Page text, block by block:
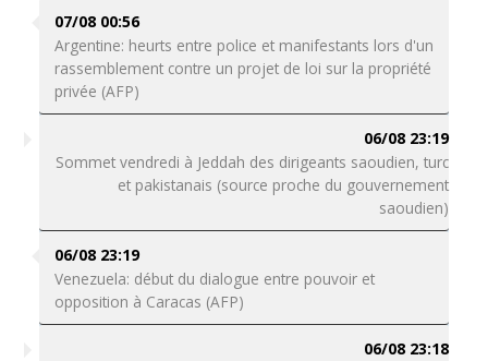
07/08 00:56
Argentine: heurts entre police et manifestants lors d'un
rassemblement contre un projet de loi sur la propriété
privée (AFP)
06/08 23:19
Sommet vendredi à Jeddah des dirigeants saoudien, turc
et pakistanais (source proche du gouvernement
saoudien)
06/08 23:19
Venezuela: début du dialogue entre pouvoir et
opposition à Caracas (AFP)
06/08 23:18